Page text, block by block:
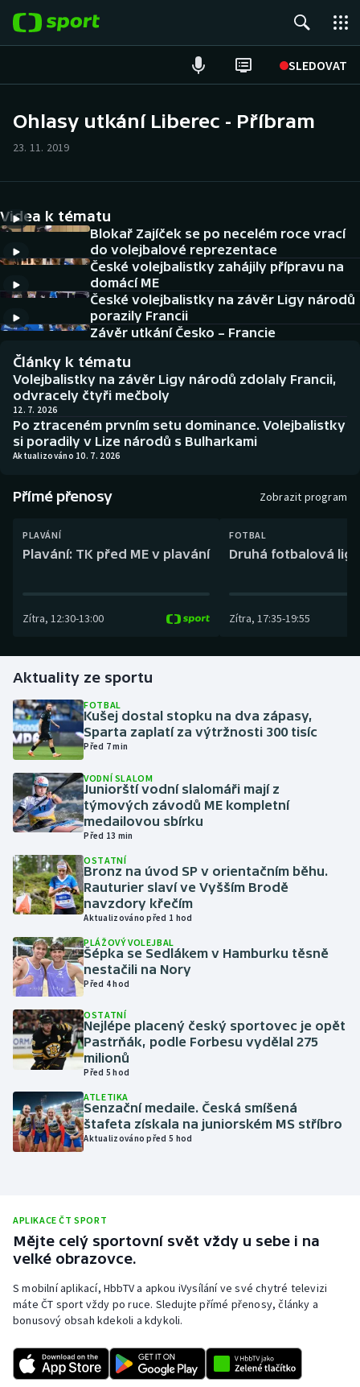
SLEDOVAT
Hokej
Tenis
Atletika
Cyklistika
DALŠÍ SPORTY
Americký fotbal
Baseball a softbal
Basketbal
Biatlon
Boby a skeleton
Box
Futsal
Golf
Gymnastika
Házená
Jezdectví
Judo
Krasobruslení
Lezení
Lyže a snowboard
Moderní pětiboj
Motorsport
Olympijské hry
Parasport
Plážový volejbal
Ragby
Rychlobruslení
Short track
NEPŘEHLÉDNĚTE
Soutěže
Historické návraty
Aplikace ČT sport
AZ kvíz
Ohlasy utkání Liberec - Příbram
23. 11. 2019
Videa k tématu
Blokař Zajíček se po necelém roce vrací
do volejbalové reprezentace
České volejbalistky zahájily přípravu na
domácí ME
České volejbalistky na závěr Ligy národů
porazily Francii
Závěr utkání Česko – Francie
Články k tématu
Volejbalistky na závěr Ligy národů zdolaly Francii,
odvracely čtyři mečboly
12. 7. 2026
Po ztraceném prvním setu dominance. Volejbalistky
si poradily v Lize národů s Bulharkami
Aktualizováno 10. 7. 2026
Přímé přenosy Zobrazit program
PLAVÁNÍ
Plavání: TK před ME v plavání
Zítra, 12:30-13:00
FOTBAL
Druhá fotbalová
Zítra, 17:35-19:55
Aktuality ze sportu
FOTBAL
Kušej dostal stopku na dva zápasy,
Sparta zaplatí za výtržnosti 300 tisíc
Před 7 min
VODNÍ SLALOM
Juniorští vodní slalomáři mají z
týmových závodů ME kompletní
medailovou sbírku
Před 13 min
OSTATNÍ
Bronz na úvod SP v orientačním běhu.
Rauturier slaví ve Vyšším Brodě
navzdory křečím
Aktualizováno před 1 hod
PLÁŽOVÝ VOLEJBAL
Šépka se Sedlákem v Hamburku těsně
nestačili na Nory
Před 4 hod
OSTATNÍ
Nejlépe placený český sportovec je opět
Pastrňák, podle Forbesu vydělal 275
milionů
Před 5 hod
ATLETIKA
Senzační medaile. Česká smíšená
štafeta získala na juniorském MS stříbro
Aktualizováno před 5 hod
APLIKACE ČT SPORT
Mějte celý sportovní svět vždy u sebe i na
velké obrazovce.
S mobilní aplikací, HbbTV a apkou iVysílání ve své chytré televizi
máte ČT sport vždy po ruce. Sledujte přímé přenosy, články a
bonusový obsah kdekoli a kdykoli.